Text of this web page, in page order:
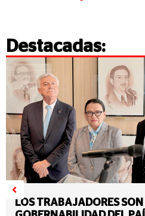
Destacadas:
LOS TRABAJADORES